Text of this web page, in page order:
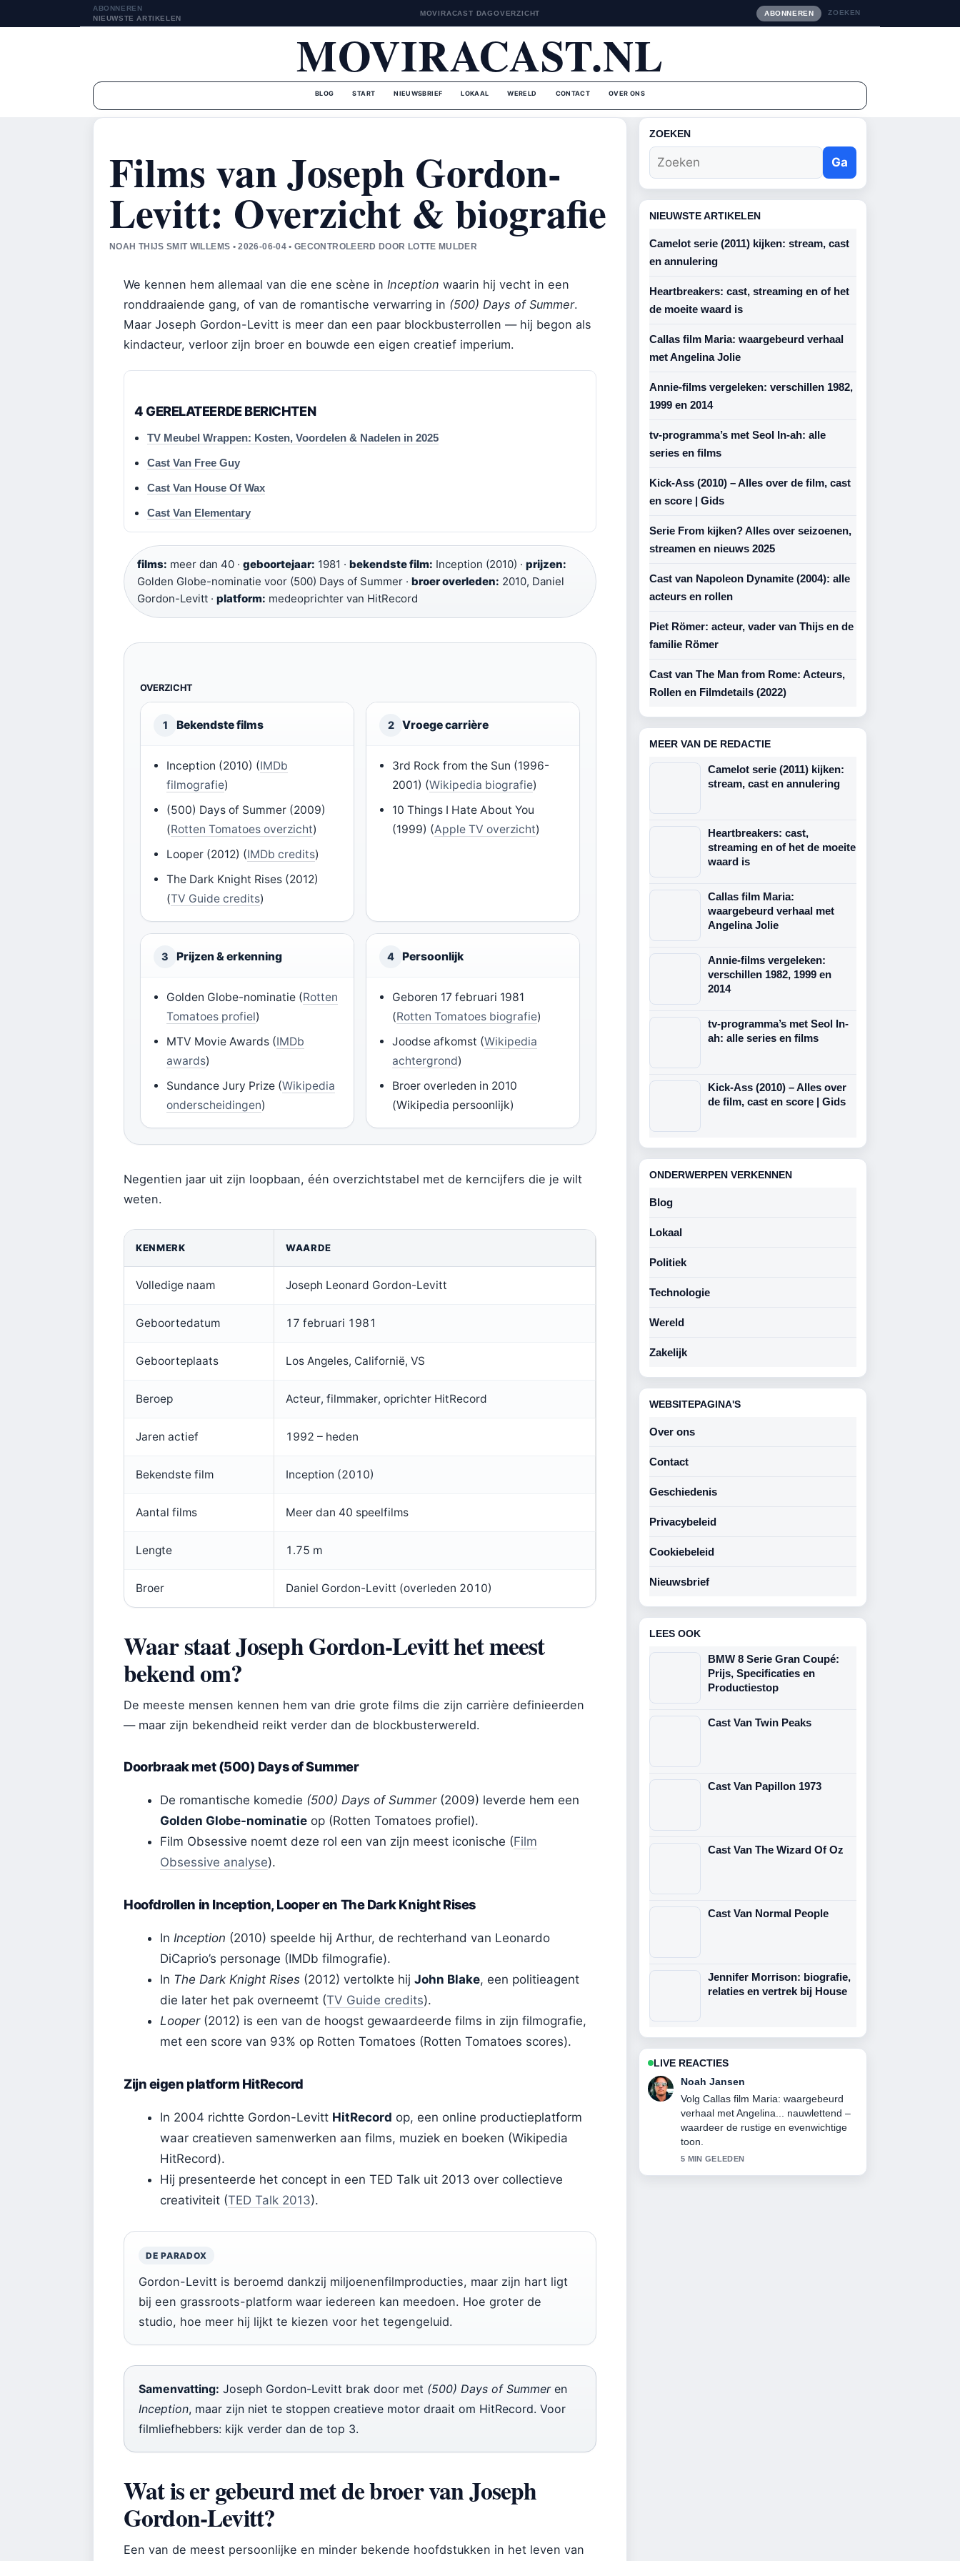
ABONNEREN
NIEUWSTE ARTIKELEN
MOVIRACAST DAGOVERZICHT ABONNEREN ZOEKEN
MOVIRACAST.NL
BLOG START NIEUWSBRIEF LOKAAL WERELD CONTACT OVER ONS
Films van Joseph Gordon-
Levitt: Overzicht & biografie
NOAH THIJS SMIT WILLEMS • 2026-06-04 • GECONTROLEERD DOOR LOTTE MULDER
We kennen hem allemaal van die ene scène in Inception waarin hij vecht in een
ronddraaiende gang, of van de romantische verwarring in (500) Days of Summer.
Maar Joseph Gordon-Levitt is meer dan een paar blockbusterrollen — hij begon als
kindacteur, verloor zijn broer en bouwde een eigen creatief imperium.
4 GERELATEERDE BERICHTEN
TV Meubel Wrappen: Kosten, Voordelen & Nadelen in 2025
Cast Van Free Guy
Cast Van House Of Wax
Cast Van Elementary
films: meer dan 40 · geboortejaar: 1981 · bekendste film: Inception (2010) · prijzen:
Golden Globe-nominatie voor (500) Days of Summer · broer overleden: 2010, Daniel
Gordon-Levitt · platform: medeoprichter van HitRecord
OVERZICHT
1 Bekendste films
Inception (2010) (IMDb
filmografie)
(500) Days of Summer (2009)
(Rotten Tomatoes overzicht)
Looper (2012) (IMDb credits)
The Dark Knight Rises (2012)
(TV Guide credits)
2 Vroege carrière
3rd Rock from the Sun (1996-
2001) (Wikipedia biografie)
10 Things I Hate About You
(1999) (Apple TV overzicht)
3 Prijzen & erkenning
Golden Globe-nominatie (Rotten
Tomatoes profiel)
MTV Movie Awards (IMDb
awards)
Sundance Jury Prize (Wikipedia
onderscheidingen)
4 Persoonlijk
Geboren 17 februari 1981
(Rotten Tomatoes biografie)
Joodse afkomst (Wikipedia
achtergrond)
Broer overleden in 2010
(Wikipedia persoonlijk)
Negentien jaar uit zijn loopbaan, één overzichtstabel met de kerncijfers die je wilt
weten.
KENMERK WAARDE
Volledige naam Joseph Leonard Gordon-Levitt
Geboortedatum 17 februari 1981
Geboorteplaats Los Angeles, Californië, VS
Beroep Acteur, filmmaker, oprichter HitRecord
Jaren actief 1992 – heden
Bekendste film Inception (2010)
Aantal films Meer dan 40 speelfilms
Lengte 1.75 m
Broer Daniel Gordon-Levitt (overleden 2010)
Waar staat Joseph Gordon-Levitt het meest
bekend om?
De meeste mensen kennen hem van drie grote films die zijn carrière definieerden
— maar zijn bekendheid reikt verder dan de blockbusterwereld.
Doorbraak met (500) Days of Summer
De romantische komedie (500) Days of Summer(2009) leverde hem een
Golden Globe-nominatie op (Rotten Tomatoes profiel).
Film Obsessive noemt deze rol een van zijn meest iconische (Film
Obsessive analyse).
Hoofdrollen in Inception, Looper en The Dark Knight Rises
In Inception (2010) speelde hij Arthur, de rechterhand van Leonardo
DiCaprio’s personage (IMDb filmografie).
In The Dark Knight Rises (2012) vertolkte hij John Blake, een politieagent
die later het pak overneemt (TV Guide credits).
Looper(2012) is een van de hoogst gewaardeerde films in zijn filmografie,
met een score van 93% op Rotten Tomatoes (Rotten Tomatoes scores).
Zijn eigen platform HitRecord
In 2004 richtte Gordon-Levitt HitRecord op, een online productieplatform
waar creatieven samenwerken aan films, muziek en boeken (Wikipedia
HitRecord).
Hij presenteerde het concept in een TED Talk uit 2013 over collectieve
creativiteit (TED Talk 2013).
DE PARADOX
Gordon-Levitt is beroemd dankzij miljoenenfilmproducties, maar zijn hart ligt
bij een grassroots-platform waar iedereen kan meedoen. Hoe groter de
studio, hoe meer hij lijkt te kiezen voor het tegengeluid.
Samenvatting: Joseph Gordon-Levitt brak door met (500) Days of Summeren
Inception, maar zijn niet te stoppen creatieve motor draait om HitRecord. Voor
filmliefhebbers: kijk verder dan de top 3.
Wat is er gebeurd met de broer van Joseph
Gordon-Levitt?
Een van de meest persoonlijke en minder bekende hoofdstukken in het leven van
ZOEKEN
Ga
NIEUWSTE ARTIKELEN
Camelot serie (2011) kijken: stream, cast
en annulering
Heartbreakers: cast, streaming en of het
de moeite waard is
Callas film Maria: waargebeurd verhaal
met Angelina Jolie
Annie-films vergeleken: verschillen 1982,
1999 en 2014
tv-programma’s met Seol In-ah: alle
series en films
Kick-Ass (2010) – Alles over de film, cast
en score | Gids
Serie From kijken? Alles over seizoenen,
streamen en nieuws 2025
Cast van Napoleon Dynamite (2004): alle
acteurs en rollen
Piet Römer: acteur, vader van Thijs en de
familie Römer
Cast van The Man from Rome: Acteurs,
Rollen en Filmdetails (2022)
MEER VAN DE REDACTIE
Camelot serie (2011) kijken:
stream, cast en annulering
Heartbreakers: cast,
streaming en of het de moeite
waard is
Callas film Maria:
waargebeurd verhaal met
Angelina Jolie
Annie-films vergeleken:
verschillen 1982, 1999 en
2014
tv-programma’s met Seol In-
ah: alle series en films
Kick-Ass (2010) – Alles over
de film, cast en score | Gids
ONDERWERPEN VERKENNEN
Blog
Lokaal
Politiek
Technologie
Wereld
Zakelijk
WEBSITEPAGINA'S
Over ons
Contact
Geschiedenis
Privacybeleid
Cookiebeleid
Nieuwsbrief
LEES OOK
BMW 8 Serie Gran Coupé:
Prijs, Specificaties en
Productiestop
Cast Van Twin Peaks
Cast Van Papillon 1973
Cast Van The Wizard Of Oz
Cast Van Normal People
Jennifer Morrison: biografie,
relaties en vertrek bij House
LIVE REACTIES
Lotte de Boer
Nuttige context bij Camelot serie
(2011) kijken: stream, cast en.... Houd
deze live-updates alsjeblieft gaande.
7 MIN GELEDEN